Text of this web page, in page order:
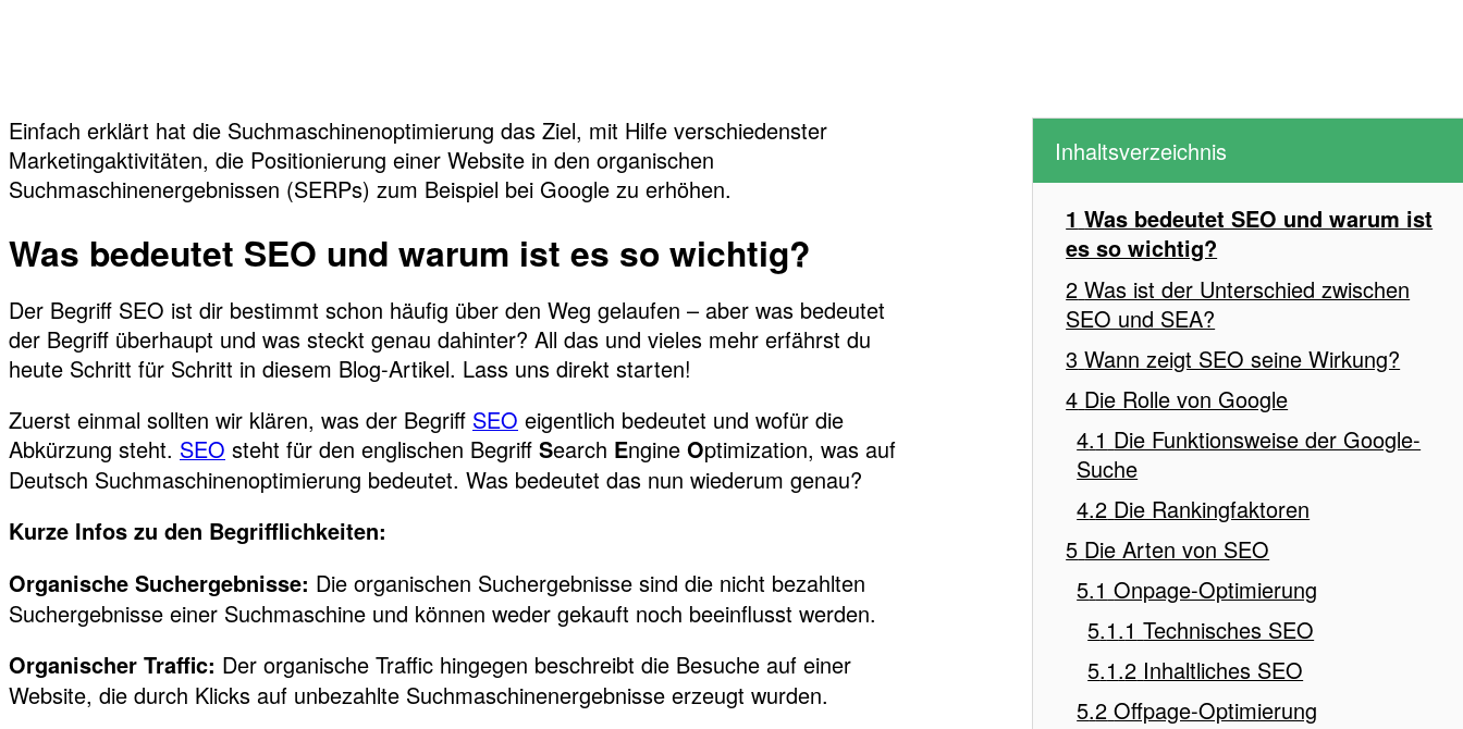
Einfach erklärt hat die Suchmaschinenoptimierung das Ziel, mit Hilfe verschiedenster
Marketingaktivitäten, die Positionierung einer Website in den organischen
Suchmaschinenergebnissen (SERPs) zum Beispiel bei Google zu erhöhen.
Was bedeutet SEO und warum ist es so wichtig?
Der Begriff SEO ist dir bestimmt schon häufig über den Weg gelaufen – aber was bedeutet
der Begriff überhaupt und was steckt genau dahinter? All das und vieles mehr erfährst du
heute Schritt für Schritt in diesem Blog-Artikel. Lass uns direkt starten!
Zuerst einmal sollten wir klären, was der Begriff SEO eigentlich bedeutet und wofür die
Abkürzung steht. SEO steht für den englischen Begriff Search Engine Optimization, was auf
Deutsch Suchmaschinenoptimierung bedeutet. Was bedeutet das nun wiederum genau?
Kurze Infos zu den Begrifflichkeiten:
Organische Suchergebnisse: Die organischen Suchergebnisse sind die nicht bezahlten
Suchergebnisse einer Suchmaschine und können weder gekauft noch beeinflusst werden.
Organischer Traffic: Der organische Traffic hingegen beschreibt die Besuche auf einer
Website, die durch Klicks auf unbezahlte Suchmaschinenergebnisse erzeugt wurden.
Inhaltsverzeichnis
Was bedeutet SEO und warum ist
es so wichtig?
Was ist der Unterschied zwischen
SEO und SEA?
Wann zeigt SEO seine Wirkung?
Die Rolle von Google
Die Funktionsweise der Google-
Suche
Die Rankingfaktoren
Die Arten von SEO
Onpage-Optimierung
Technisches SEO
Inhaltliches SEO
Offpage-Optimierung